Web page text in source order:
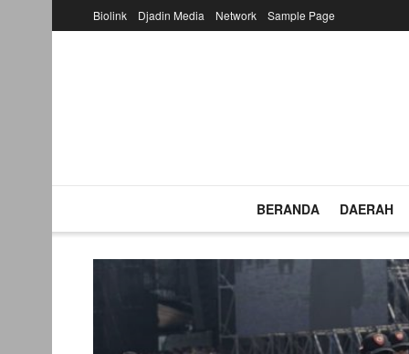
Biolink Djadin Media Network Sample Page
BERANDA DAERAH